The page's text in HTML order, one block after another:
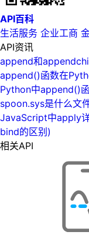
API百科
生活服务 企业工商
API资讯
append和
append()函数在
Python中append()
spoon.sys是什么文
JavaScript中apply
bind的区别)
相关API